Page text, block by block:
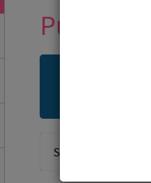
Puzzle a
Seřadit od: